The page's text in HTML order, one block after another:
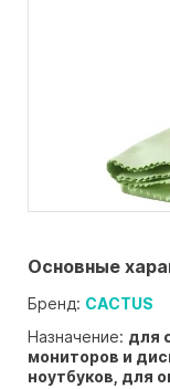
Основные
Бренд: CACTUS
Назначение: для
мониторов и
ноутбуков, для